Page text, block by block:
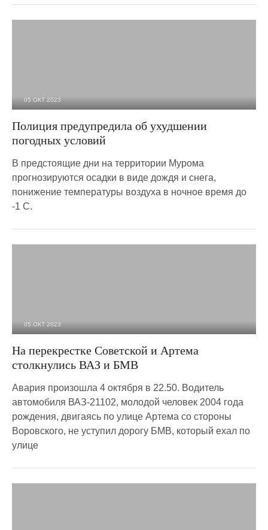
05 ОКТ 2023
Полиция предупредила об ухудшении
погодных условий
В предстоящие дни на территории Мурома
прогнозируются осадки в виде дождя и снега,
понижение температуры воздуха в ночное время до
-1 С.
05 ОКТ 2023
На перекрестке Советской и Артема
столкнулись ВАЗ и БМВ
Авария произошла 4 октября в 22.50. Водитель
автомобиля ВАЗ-21102, молодой человек 2004 года
рождения, двигаясь по улице Артема со стороны
Воровского, не уступил дорогу БМВ, который ехал по
улице